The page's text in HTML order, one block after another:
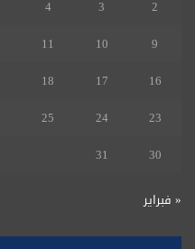
2
3
4
9
10
11
16
17
18
23
24
25
30
31
« فبراير